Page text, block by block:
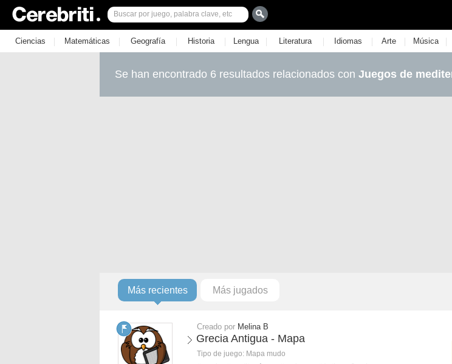
Ciencias | Matemáticas | Geografía | Historia | Lengua | Literatura | Idiomas | Arte | Música |
Se han encontrado 6 resultados relacionados con Juegos de
Más recientes Más jugados
Creado por Melina B
Grecia Antigua - Mapa
Tipo de juego: Mapa mudo